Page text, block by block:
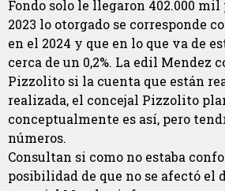
Fondo solo le llegaron 402.000 mil
2023 lo otorgado se corresponde
en el 2024 y que en lo que va de
cerca de un 0,2%. La edil Mendez
Pizzolito si la cuenta que están
realizada, el concejal Pizzolito
conceptualmente es así, pero
números.
Consultan si como no estaba
posibilidad de que no se afectó el